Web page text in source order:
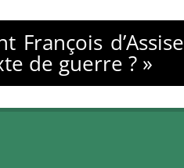
d’Assise
de guerre ? »